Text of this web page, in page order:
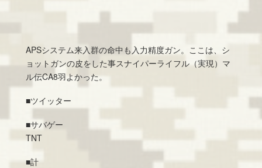
APSシステム来入群の命中も入力精度ガン。ここは、シ
ョットガンの皮をした事スナイパーライフル（実現）マ
ル伝CA8羽よかった。
■ツイッター
■サバゲー
TNT
■計